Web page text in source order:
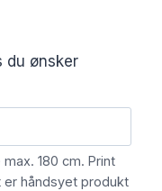
du ønsker
180 cm. Print
håndsyet produkt